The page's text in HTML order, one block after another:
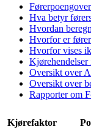
Hva betyr
Hvordan
Hvorfor er
Hvorfor vises
Kjørehendelser
Oversikt over
Oversikt over
Rapporter om
Kjørefaktor